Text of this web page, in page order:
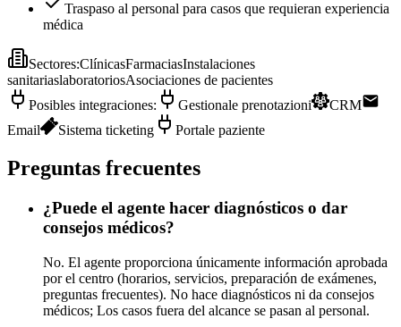
Traspaso al personal para casos que requieran experiencia
médica
Sectores:ClínicasFarmaciasInstalaciones
sanitariaslaboratoriosAsociaciones de pacientes
Posibles integraciones: Gestionale prenotazioni
CRM
Email
Sistema ticketing Portale paziente
Preguntas frecuentes
¿Puede el agente hacer diagnósticos o dar
consejos médicos?
No. El agente proporciona únicamente información aprobada
por el centro (horarios, servicios, preparación de exámenes,
preguntas frecuentes). No hace diagnósticos ni da consejos
médicos; Los casos fuera del alcance se pasan al personal.